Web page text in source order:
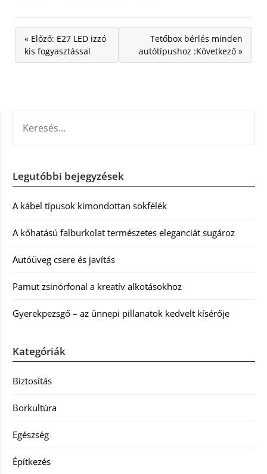
« Előző: E27 LED izzó
kis fogyasztással
Tetőbox bérlés minden
autótípushoz :Következő »
Legutóbbi bejegyzések
A kábel típusok kimondottan sokfélék
A kőhatású falburkolat természetes eleganciát sugároz
Autóüveg csere és javítás
Pamut zsinórfonal a kreatív alkotásokhoz
Gyerekpezsgő – az ünnepi pillanatok kedvelt kísérője
Kategóriák
Biztosítás
Borkultúra
Egészség
Építkezés